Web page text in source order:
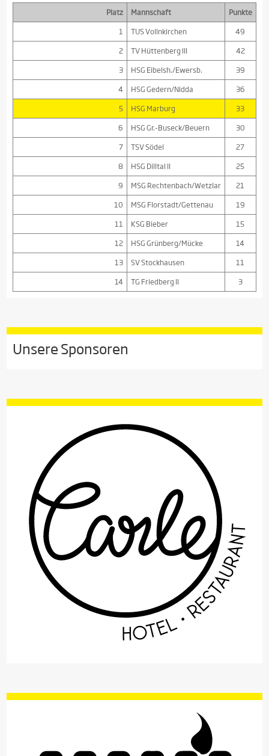
Platz Mannschaft
Punkte
1
TUS Vollnkirchen
49
2
TV Hüttenberg III
42
3
HSG Eibelsh./Ewersb.
39
4
HSG Gedern/Nidda
36
5
HSG Marburg
33
6
HSG Gr.-Buseck/Beuern
30
7
TSV Södel
27
8
HSG Dilltal II
25
9
MSG Rechtenbach/Wetzlar
21
10
MSG Florstadt/Gettenau
19
11
KSG Bieber
15
12
HSG Grünberg/Mücke
14
13
SV Stockhausen
11
14
TG Friedberg II 3
Unsere Sponsoren